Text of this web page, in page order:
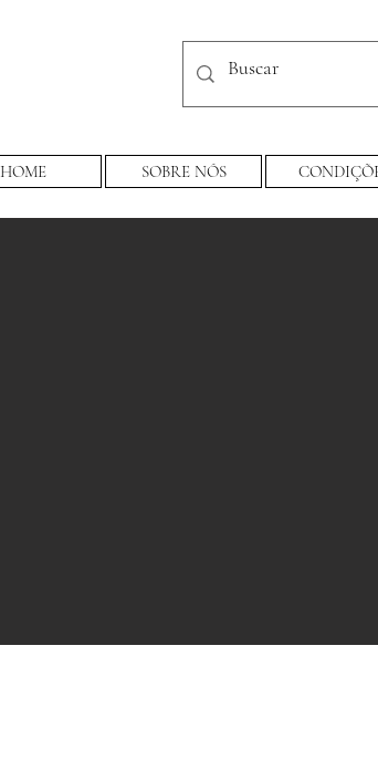
HOME SOBRE NÓS